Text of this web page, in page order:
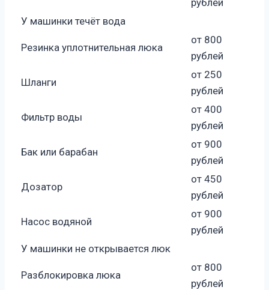
У машинки течёт вода
Резинка уплотнительная люка
от 800
рублей
Шланги
от 250
рублей
Фильтр воды
от 400
рублей
Бак или барабан
от 900
рублей
Дозатор
от 450
рублей
Насос водяной
от 900
рублей
У машинки не открывается люк
Разблокировка люка
от 800
рублей